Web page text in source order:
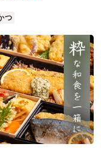
つ